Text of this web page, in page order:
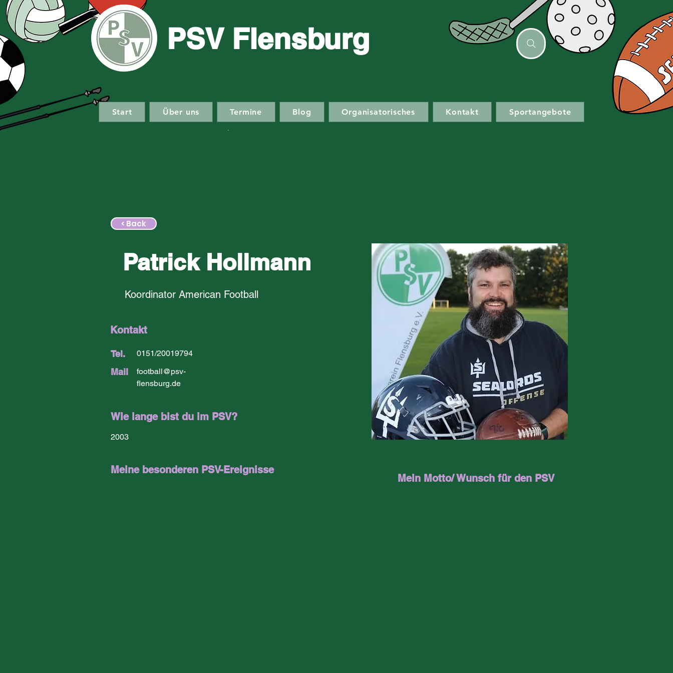
PSV Flensburg
Start Über uns Termine Blog Organisatorisches Kontakt Sportangebote
< Back
Patrick Hollmann
Koordinator American Football
Kontakt
Tel. 0151/20019794
Mail
football@psv-
flensburg.de
Wie lange bist du im PSV?
2003
Meine besonderen PSV-Ereignisse
Mein Motto/ Wunsch für den PSV